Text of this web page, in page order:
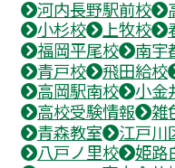
河内長野駅前校
小杉校
上牧校
福岡平尾校
南宇
青戸校
飛田給校
高岡駅南校
小金
高校受験情報
雑
青森教室
江戸川
八戸ノ里校
姫路